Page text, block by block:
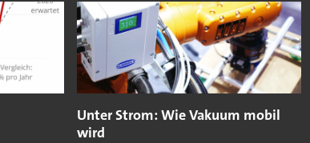
Unter Strom: Wie Vakuum mobil
wird